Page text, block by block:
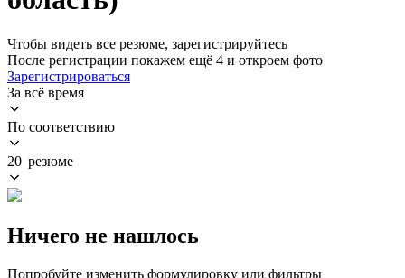
Чтобы видеть все резюме, зарегистрируйтесь
После регистрации покажем ещё 4 и откроем фото
Зарегистрироваться
За всё время
По соответствию
20 резюме
Ничего не нашлось
Попробуйте изменить формулировку или фильтры